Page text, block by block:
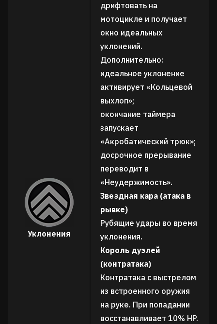
Уклонения
дрифтовать на
мотоцикле и получает
окно идеальных
уклонений.
Дополнительно:
идеальное уклонение
активирует «Кольцевой
выхлоп»;
окончание таймера
запускает
«Акробатический трюк»;
досрочное прерывание
переводит в
«Неудержимость».
Звездная кара (атака в
рывке)
Рубящие удары во время
уклонения.
Король дуэлей
(контратака)
Контратака с выстрелом
из встроенного оружия
на руке. При попадании
восстанавливает 10% HP.